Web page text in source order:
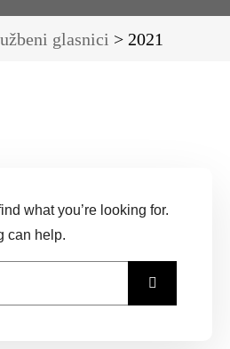
glasnici > 2021
what you’re looking for.
can help.